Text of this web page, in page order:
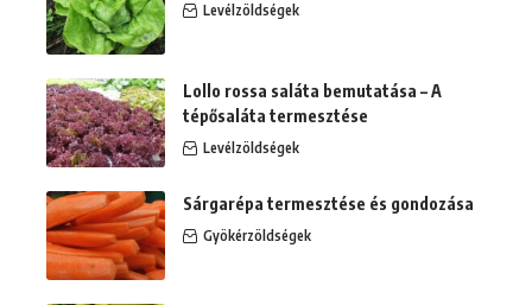
Levélzöldségek
Lollo rossa saláta bemutatása – A
tépősaláta termesztése
Levélzöldségek
Sárgarépa termesztése és gondozása
Gyökérzöldségek